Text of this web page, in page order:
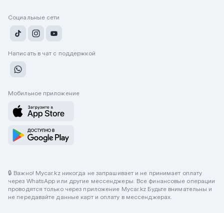
Социальные сети
Написать в чат с поддержкой
Мобильное приложение
🔒 Важно! Mycar.kz никогда не запрашивает и не принимает оплату
через WhatsApp или другие мессенджеры. Все финансовые операции
проводятся только через приложение Mycar.kz Будьте внимательны и
не передавайте данные карт и оплату в мессенджерах.